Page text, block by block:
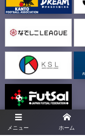
メニュー ホーム
群馬県4種専用サイト